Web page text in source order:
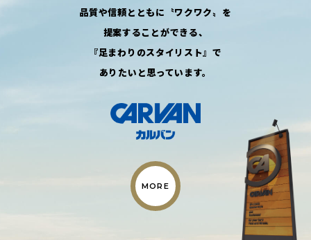
品質や信頼とともに〝ワクワク〟を
提案することができる、
『足まわりのスタイリスト』で
ありたいと思っています。
MORE